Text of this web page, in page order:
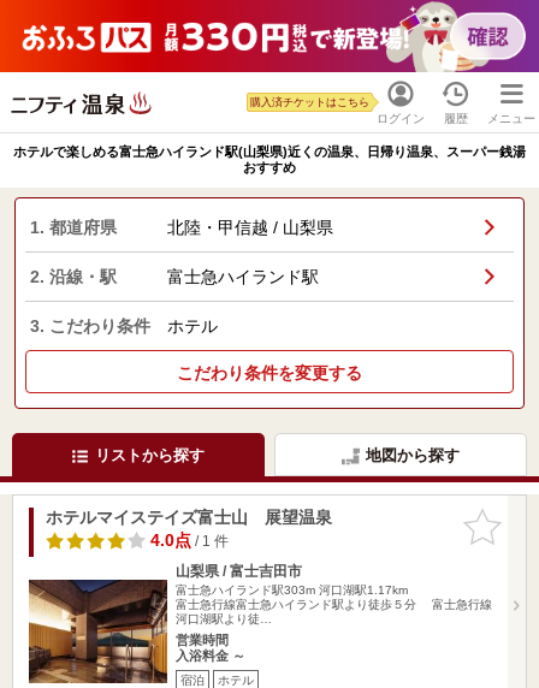
ログイン
購入済チケットはこちら
履歴 メニュー
ホテルで楽しめる富士急ハイランド駅(山梨県)近くの温泉、日帰り温泉、スーパー銭湯
おすすめ
1. 都道府県 北陸・甲信越 / 山梨県
2. 沿線・駅 富士急ハイランド駅
3. こだわり条件 ホテル
こだわり条件を変更する
リストから探す 地図から探す
お気に入
りに追加
ホテルマイステイズ富士山 展望温泉
4.0点/ 1 件
山梨県 / 富士吉田市
富士急ハイランド駅303m 河口湖駅1.17km
富士急行線富士急ハイランド駅より徒歩５分 富士急行線
河口湖駅より徒…
営業時間
入浴料金 ～
宿泊 ホテル